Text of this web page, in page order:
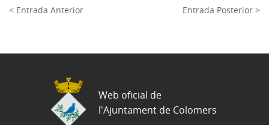
< Entrada Anterior Entrada Posterior >
Web oficial de
l'Ajuntament de Colomers